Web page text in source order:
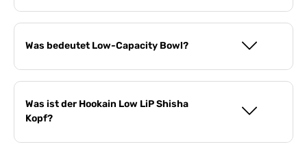
Was bedeutet Low-Capacity Bowl?
Was ist der Hookain Low LiP Shisha
Kopf?